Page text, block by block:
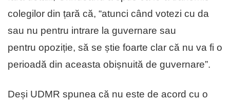
colegilor din țară că, “atunci când votezi cu da
sau nu pentru intrare la guvernare sau
pentru opoziție, să se știe foarte clar că nu va fi o
perioadă din aceasta obișnuită de guvernare”.
Deși UDMR spunea că nu este de acord cu o